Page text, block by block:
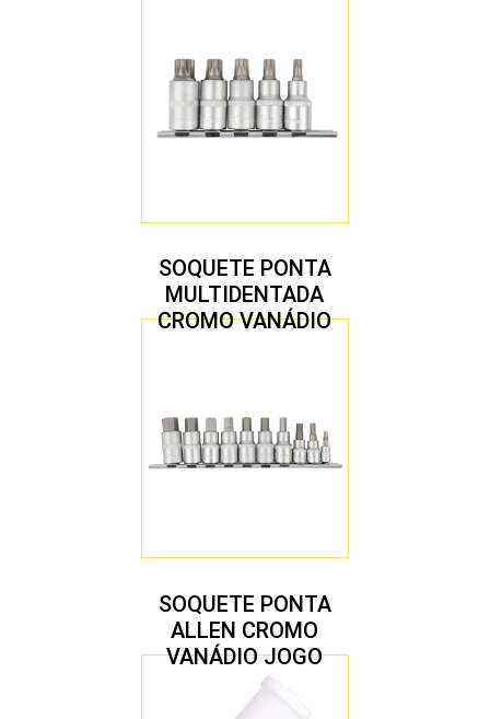
SOQUETE PONTA
MULTIDENTADA
CROMO VANÁDIO
SOQUETE PONTA
ALLEN CROMO
VANÁDIO JOGO
COM 10 PEÇAS